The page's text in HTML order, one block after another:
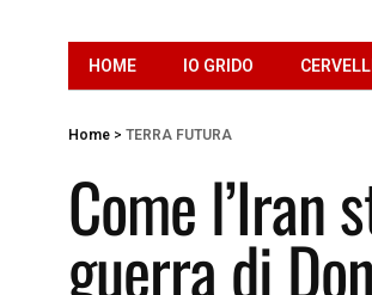
HOME IO GRIDO CERVELLI
Home > TERRA FUTURA
Come l’Iran
guerra di